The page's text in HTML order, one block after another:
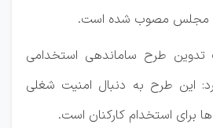
مجلس مصوب شده است.
طرح ساماندهی استخدامی
این طرح به دنبال امنیت شغلی
برای استخدام کارکنان است.